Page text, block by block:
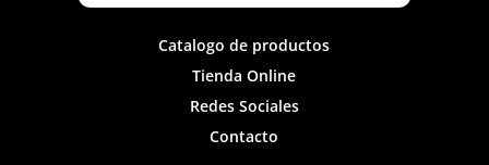
Catalogo de productos
Tienda Online
Redes Sociales
Contacto